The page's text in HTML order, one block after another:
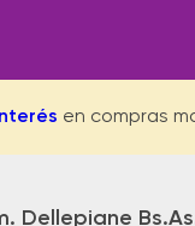
en compras
Dellepiane